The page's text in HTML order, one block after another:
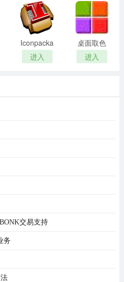
Iconpackager
中文补丁
进入
桌面取色
工具
colorpix
进入
交易支持
务